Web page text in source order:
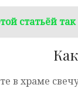
статьёй
в храме